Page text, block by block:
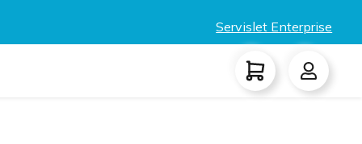
Servislet Enterprise